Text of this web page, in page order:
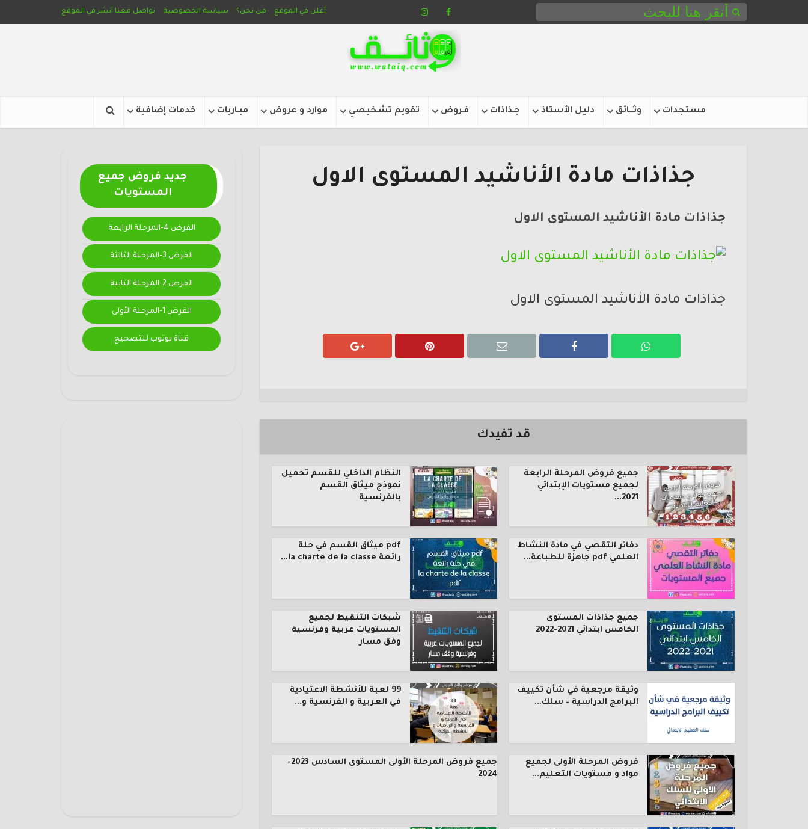
أعلن في الموقع من نحن؟ سياسة الخصوصية تواصل معنا أنشر في الموقع
مستجدات وثـــائق دليل الأستاذ جـذاذات فـروض تقويم تشخيصي موارد و عروض مبـاريات خدمات إضافية
جديد فروض جميع
المستويات
الفرض 4-المرحلة الرابعة
الفرض 3-المرحلة الثالثة
الفرض 2-المرحلة الثانية
الفرض 1-المرحلة الأولى
قناة يوتوب للتصحيح
جذاذات مادة الأناشيد المستوى الاول
جذاذات مادة الأناشيد المستوى الاول
جذاذات مادة الأناشيد المستوى الاول
قد تفيدك
جميع فروض المرحلة الرابعة
لجميع مستويات الإبتدائي
2021...
النظام الداخلي للقسم تحميل
نموذج ميثاق القسم
بالفرنسية
دفاتر التقصي في مادة النشاط
العلمي pdf جاهزة للطباعة...
pdf ميثاق القسم في حلة
رائعة la charte de la classe...
جميع جذاذات المستوى
الخامس ابتدائي 2021-2022
شبكات التنقيط لجميع
المستويات عربية وفرنسية
وفق مسار
وثيقة مرجعية في شأن تكييف
البرامج الدراسية – سلك...
99 لعبة للأنشطة الاعتيادية
في العربية و الفرنسية و...
فروض المرحلة الأولى لجميع
مواد و مستويات التعليم...
جميع فروض المرحلة الأولى المستوى السادس 2023-
2024